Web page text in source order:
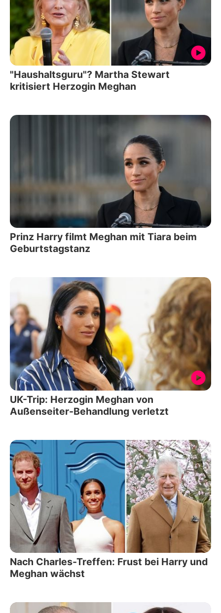
"Haushaltsguru"? Martha Stewart
kritisiert Herzogin Meghan
Prinz Harry filmt Meghan mit Tiara beim
Geburtstagstanz
UK-Trip: Herzogin Meghan von
Außenseiter-Behandlung verletzt
Nach Charles-Treffen: Frust bei Harry und
Meghan wächst